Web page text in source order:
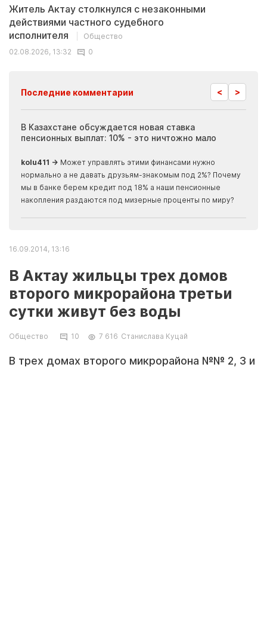
Житель Актау столкнулся с незаконными
действиями частного судебного
исполнителя
Общество
02.08.2026, 13:32
0
Последние комментарии < >
В Казахстане обсуждается новая ставка
пенсионных выплат: 10% - это ничтожно мало
kolu411 → Может управлять этими финансами нужно
нормально а не давать друзьям-знакомым под 2%? Почему
мы в банке берем кредит под 18% а наши пенсионные
накопления раздаются под мизерные проценты по миру?
16.09.2014, 13:16
В Актау жильцы трех домов
второго микрорайона третьи
сутки живут без воды
Общество 10 7 616 Станислава Куцай
В трех домах второго микрорайона №№ 2, 3 и